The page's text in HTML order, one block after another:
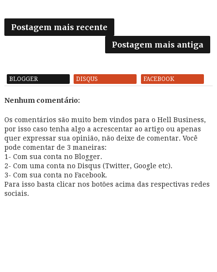
Postagem mais recente
Postagem mais antiga
BLOGGER DISQUS FACEBOOK
Nenhum comentário:
Os comentários são muito bem vindos para o Hell Business,
por isso caso tenha algo a acrescentar ao artigo ou apenas
quer expressar sua opinião, não deixe de comentar. Você
pode comentar de 3 maneiras:
1- Com sua conta no Blogger.
2- Com uma conta no Disqus (Twitter, Google etc).
3- Com sua conta no Facebook.
Para isso basta clicar nos botões acima das respectivas redes
sociais.